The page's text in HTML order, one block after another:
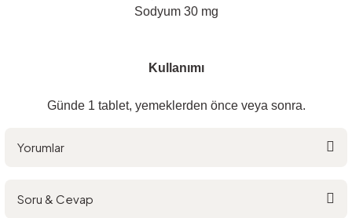
Sodyum 30 mg
Kullanımı
Günde 1 tablet, yemeklerden önce veya sonra.
Yorumlar
Soru & Cevap